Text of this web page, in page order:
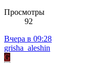
Просмотры
92
Вчера в 09:28
grisha_aleshin
G